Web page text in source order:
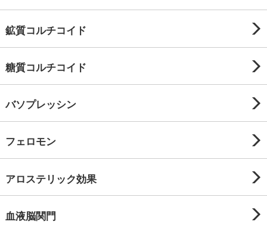
鉱質コルチコイド
糖質コルチコイド
バソプレッシン
フェロモン
アロステリック効果
血液脳関門